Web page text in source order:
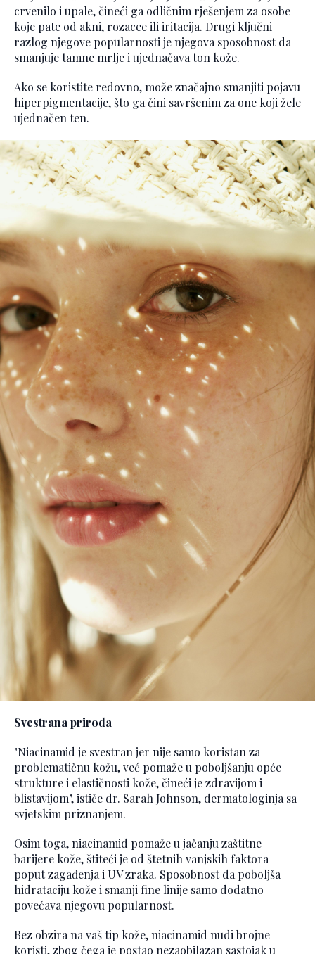
crvenilo i upale, čineći ga odličnim rješenjem za osobe
koje pate od akni, rozacee ili iritacija. Drugi ključni
razlog njegove popularnosti je njegova sposobnost da
smanjuje tamne mrlje i ujednačava ton kože.
Ako se koristite redovno, može značajno smanjiti pojavu
hiperpigmentacije, što ga čini savršenim za one koji žele
ujednačen ten.
Svestrana priroda
"Niacinamid je svestran jer nije samo koristan za
problematičnu kožu, već pomaže u poboljšanju opće
strukture i elastičnosti kože, čineći je zdravijom i
blistavijom", ističe dr. Sarah Johnson, dermatologinja sa
svjetskim priznanjem.
Osim toga, niacinamid pomaže u jačanju zaštitne
barijere kože, štiteći je od štetnih vanjskih faktora
poput zagađenja i UV zraka. Sposobnost da poboljša
hidrataciju kože i smanji fine linije samo dodatno
povećava njegovu popularnost.
Bez obzira na vaš tip kože, niacinamid nudi brojne
koristi, zbog čega je postao nezaobilazan sastojak u